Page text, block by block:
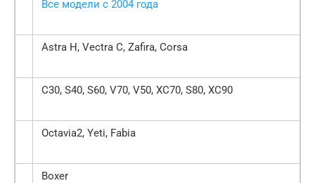
Все модели с 2004 года
Astra Н, Vectra С, Zafira, Corsa
C30, S40, S60, V70, V50, ХC70, S80, ХC90
Octavia2, Yeti, Fabia
Вoxer